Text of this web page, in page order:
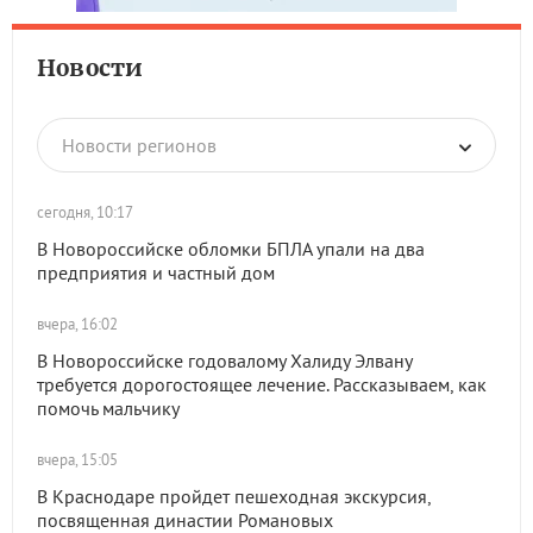
Новости
Новости регионов
сегодня, 10:17
В Новороссийске обломки БПЛА упали на два
предприятия и частный дом
вчера, 16:02
В Новороссийске годовалому Халиду Элвану
требуется дорогостоящее лечение. Рассказываем, как
помочь мальчику
вчера, 15:05
В Краснодаре пройдет пешеходная экскурсия,
посвященная династии Романовых